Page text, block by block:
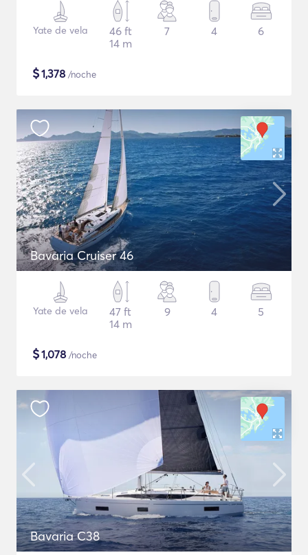
Yate de vela
46 ft
14 m
7 4 6
$1,378 /noche
Bavaria Cruiser 46
Yate de vela
47 ft
14 m
9 4 5
$1,078 /noche
Bavaria C38